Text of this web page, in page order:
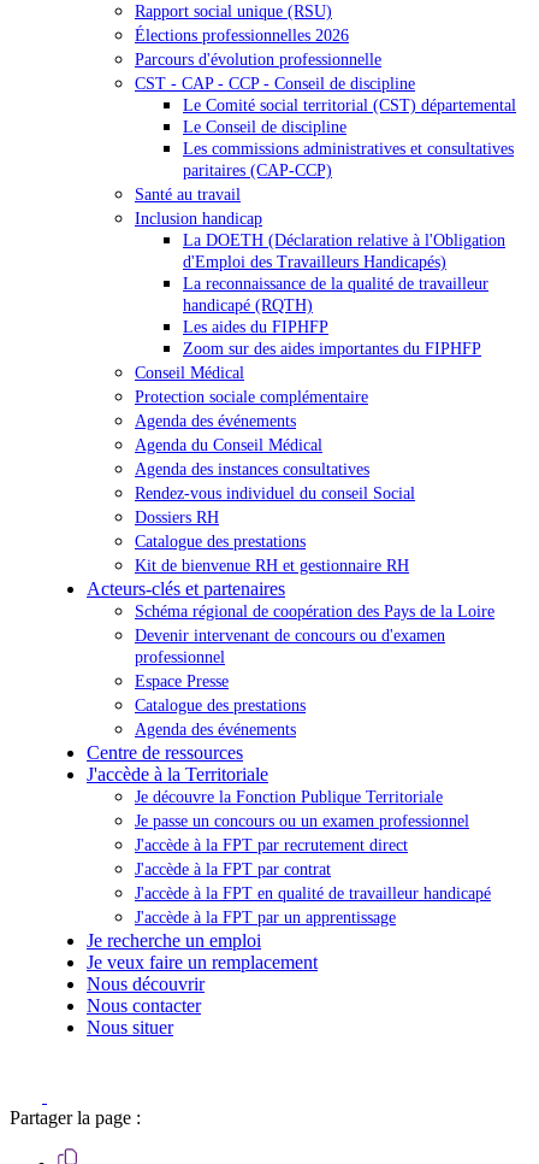
Rapport social unique (RSU)
Élections professionnelles 2026
Parcours d'évolution professionnelle
CST - CAP - CCP - Conseil de discipline
Le Comité social territorial (CST) départemental
Le Conseil de discipline
Les commissions administratives et consultatives
paritaires (CAP-CCP)
Santé au travail
Inclusion handicap
La DOETH (Déclaration relative à l'Obligation
d'Emploi des Travailleurs Handicapés)
La reconnaissance de la qualité de travailleur
handicapé (RQTH)
Les aides du FIPHFP
Zoom sur des aides importantes du FIPHFP
Conseil Médical
Protection sociale complémentaire
Agenda des événements
Agenda du Conseil Médical
Agenda des instances consultatives
Rendez-vous individuel du conseil Social
Dossiers RH
Catalogue des prestations
Kit de bienvenue RH et gestionnaire RH
Acteurs-clés et partenaires
Schéma régional de coopération des Pays de la Loire
Devenir intervenant de concours ou d'examen
professionnel
Espace Presse
Catalogue des prestations
Agenda des événements
Centre de ressources
J'accède à la Territoriale
Je découvre la Fonction Publique Territoriale
Je passe un concours ou un examen professionnel
J'accède à la FPT par recrutement direct
J'accède à la FPT par contrat
J'accède à la FPT en qualité de travailleur handicapé
J'accède à la FPT par un apprentissage
Je recherche un emploi
Je veux faire un remplacement
Nous découvrir
Nous contacter
Nous situer
Partager la page :